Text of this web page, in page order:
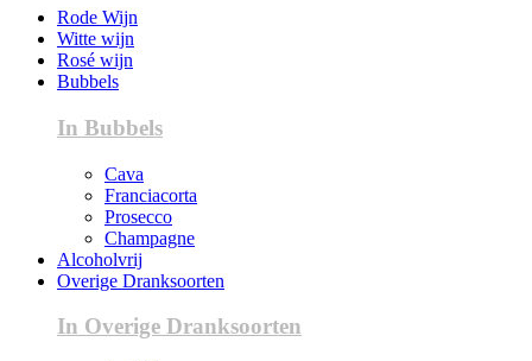
Rode Wijn
Witte wijn
Rosé wijn
Bubbels
In Bubbels
Cava
Franciacorta
Prosecco
Champagne
Alcoholvrij
Overige Dranksoorten
In Overige Dranksoorten